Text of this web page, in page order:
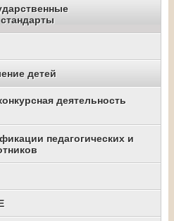
детей
деятельность
педагогических и